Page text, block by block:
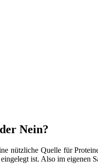
Nein?
nützliche Quelle für
ist. Also im eigenen